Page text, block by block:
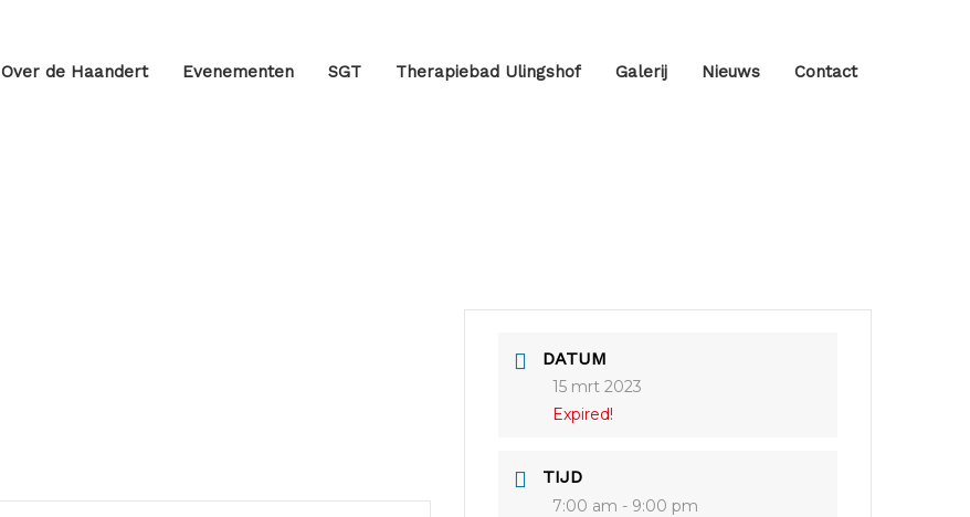
Over de Haandert Evenementen SGT Therapiebad Ulingshof Galerij Nieuws Contact
DATUM
15 mrt 2023
Expired!
TIJD
7:00 am - 9:00 pm